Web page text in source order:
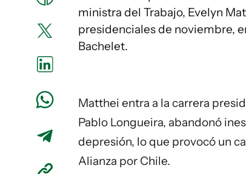
ministra del Trabajo, Evelyn
presidenciales de noviembre,
Bachelet.
Matthei entra a la carrera
Pablo Longueira, abandonó
depresión, lo que provocó un
Alianza por Chile.